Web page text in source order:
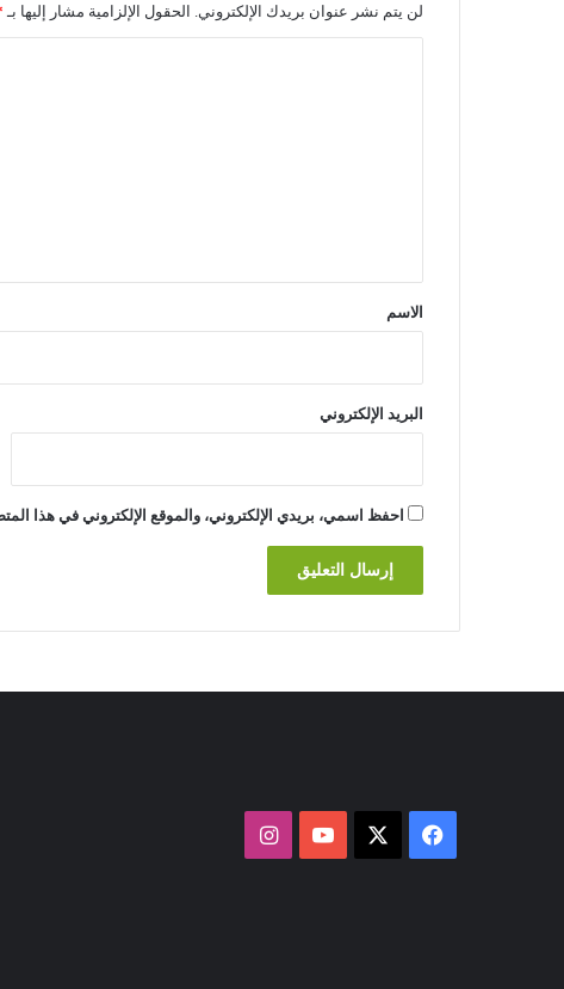
لن يتم نشر عنوان بريدك الإلكتروني. الحقول الإلزامية مشار إليها بـ
*
الاسم
البريد الإلكتروني
احفظ اسمي، بريدي الإلكتروني، والموقع الإلكتروني في هذا
فيسبوك ‫YouTubeانستقرام